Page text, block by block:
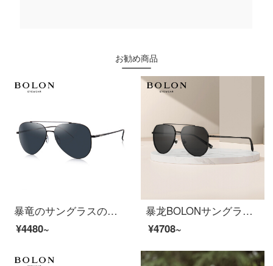
お勧め商品
暴竜のサングラスの男女のカップルの金のサングラスのサングラスのサングラスの高清の偏光は鏡の経典のガマの鏡を運転します。
¥4480~
暴龙BOLONサングラスパイロットサングラス男性モデル偏光メガネBL 7117 C 10
¥4708~